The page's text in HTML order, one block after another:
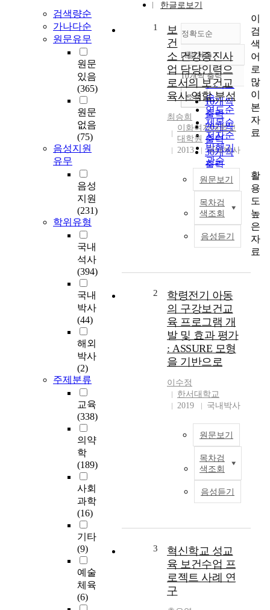
검색량순
가나다순
원문유무
원문
있음
(365)
원문
없음
(75)
음성지원
유무
음성
지원
(231)
학위유형
국내
석사
(394)
국내
박사
(44)
해외
박사
(2)
주제분류
교육
(338)
의약
학
(189)
사회
과학
(16)
기타
(9)
예술
체육
(6)
한글로보기
정확도순
정확도
순
인기도
순
연도순
제목순
저자순
발행기
관순
내림차순
내림차순
10개씩 출력
10개씩
출력
20개씩
출력
30개씩
출력
50개씩
출력
100개씩
출력
조회
1
보
건
소 건강증진사
업 담당인력으
로서의 보건교
육사 역할 분석
최승희
이화여자대학교
대학원
2013
국내박사
원문보기
목차검
색조회
음성듣기
2
학령전기 아동
의 구강보건교
육 프로그램 개
발 및 효과 평가
: ASSURE 모형
을 기반으로
이수정
한서대학교
2019
국내박사
원문보기
목차검
색조회
음성듣기
3
혁신학교 성교
육 보건수업 프
로젝트 사례 연
구
이
검
색
어
로
많
이
본
자
료
활
용
도
높
은
자
료